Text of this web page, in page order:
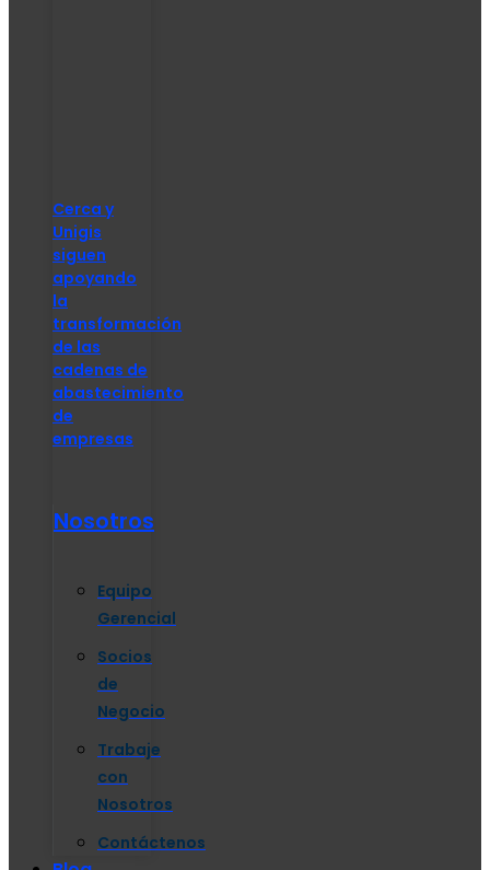
Cerca y
Unigis
siguen
apoyando
la
transformación
de las
cadenas de
abastecimiento
de
empresas
Nosotros
Equipo
Gerencial
Socios
de
Negocio
Trabaje
con
Nosotros
Contáctenos